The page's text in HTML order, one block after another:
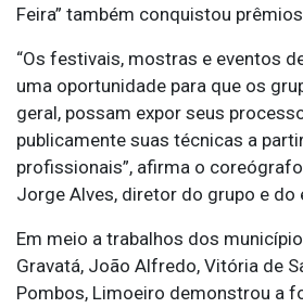
Feira” também conquistou
“Os festivais, mostras e eventos
uma oportunidade para que os
geral, possam expor seus
publicamente suas técnicas a
profissionais”, afirma o
Jorge Alves, diretor do grupo e do
Em meio a trabalhos dos
Gravatá, João Alfredo, Vitória de
Pombos, Limoeiro demonstrou a